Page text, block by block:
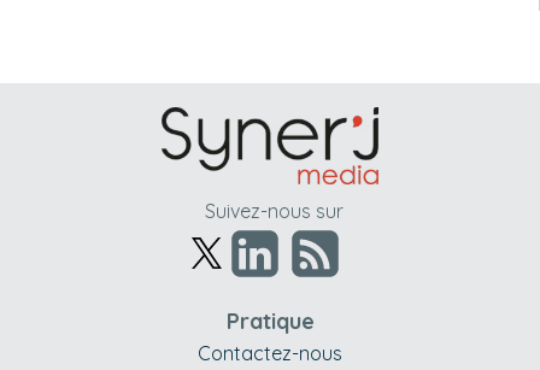
Suivez-nous sur
Pratique
Contactez-nous